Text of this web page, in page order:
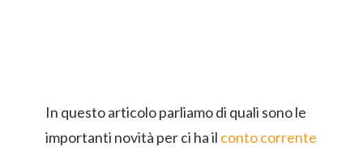
In questo articolo parliamo di quali sono le
importanti novità per ci ha il conto corrente